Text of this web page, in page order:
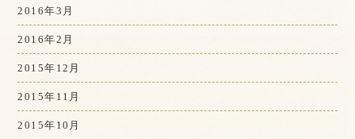
2016年3月
2016年2月
2015年12月
2015年11月
2015年10月